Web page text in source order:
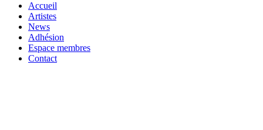
Accueil
Artistes
News
Adhésion
Espace membres
Contact